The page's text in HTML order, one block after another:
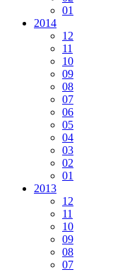
01
2014
12
11
10
09
08
07
06
05
04
03
02
01
2013
12
11
10
09
08
07